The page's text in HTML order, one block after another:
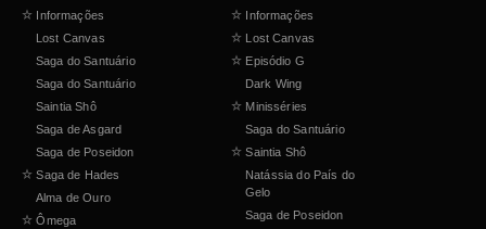
☆ Informações
Lost Canvas
Saga do Santuário
Saga do Santuário
Saintia Shô
Saga de Asgard
Saga de Poseidon
☆ Saga de Hades
Alma de Ouro
☆ Ômega
☆ Informações
☆ Lost Canvas
☆ Episódio G
Dark Wing
☆ Minisséries
Saga do Santuário
☆ Saintia Shô
Natássia do País do
Gelo
Saga de Poseidon